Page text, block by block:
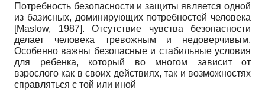
Потребность безопасности и защиты является одной
из базисных, доминирующих потребностей человека
[Maslow, 1987]. Отсутствие чувства безопасности
делает человека тревожным и недоверчивым.
Особенно важны безопасные и стабильные условия
для ребенка, который во многом зависит от
взрослого как в своих действиях, так и возможностях
справляться с той или иной